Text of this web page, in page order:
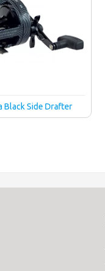
Black Side Drafter